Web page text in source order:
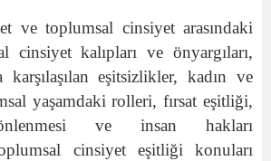
ve toplumsal cinsiyet arasındaki
cinsiyet kalıpları ve önyargıları,
eşitsizlikler, kadın ve
yaşamdaki rolleri, fırsat eşitliği,
önlenmesi ve insan hakları
cinsiyet eşitliği konuları